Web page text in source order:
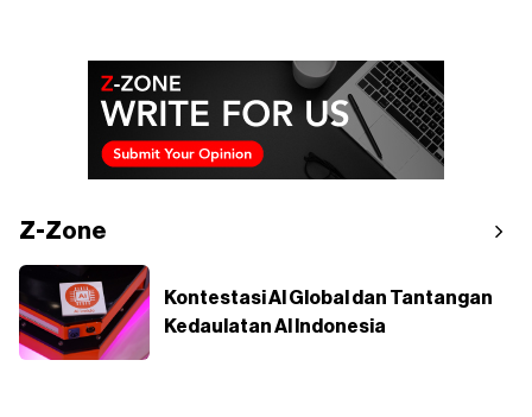
Z-Zone
Kontestasi AI Global dan Tantangan
Kedaulatan AI Indonesia